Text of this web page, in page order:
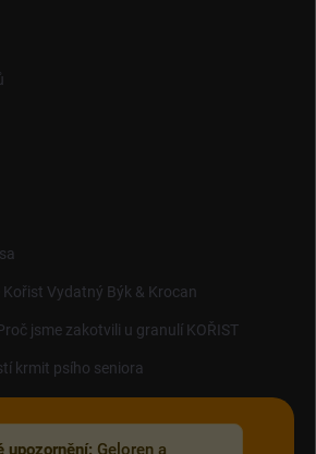
Geloren a
Vydatný Býk & Krocan
jsme zakotvili u granulí KOŘIST
krmit psího seniora
tělu prospěšných živých bakterií,